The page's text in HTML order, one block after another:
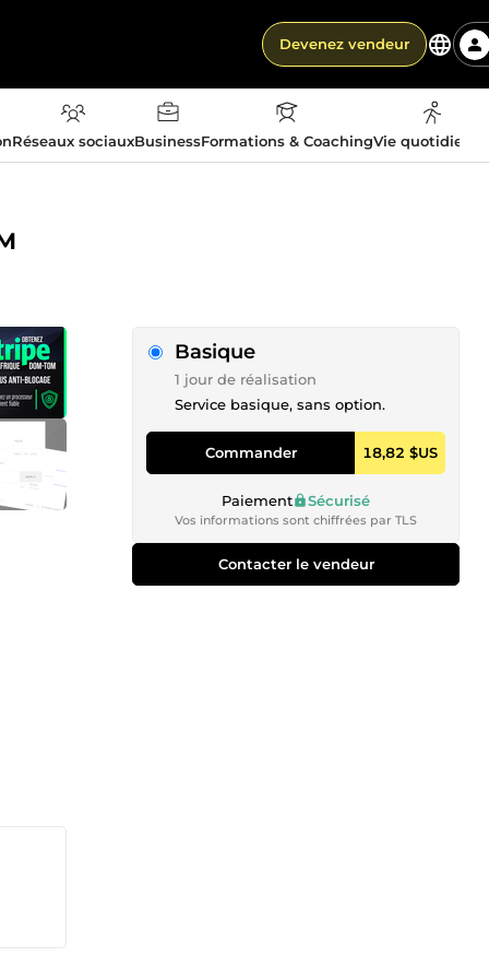
Devenez vendeur
Réseaux sociauxBusinessFormations & CoachingVie
Basique
1 jour de réalisation
Service basique, sans option.
Commander 18,82 $US
Paiement Sécurisé
Vos informations sont chiffrées par TLS
Contacter le vendeur